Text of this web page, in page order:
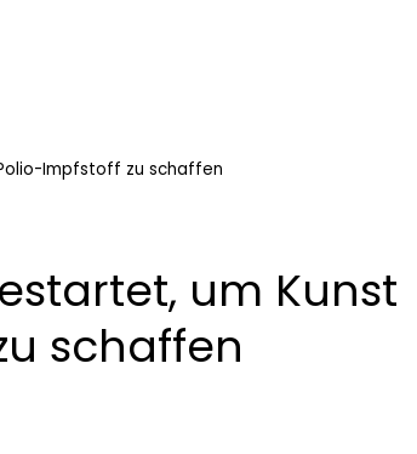
Impfstoff zu schaffen
um Kunst
schaffen